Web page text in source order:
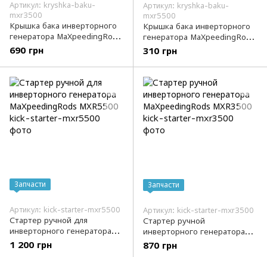
Артикул: kryshka-baku-
mxr3500
Крышка бака инверторного
генератора MaXpeedingRods
MXR3500
690 грн
Артикул: kryshka-baku-
mxr5500
Крышка бака инверторного
генератора MaXpeedingRods
MXR5500
310 грн
Запчасти
Артикул: kick-starter-mxr5500
Стартер ручной для
инверторного генератора
MaXpeedingRods MXR5500
1 200 грн
Запчасти
Артикул: kick-starter-mxr3500
Стартер ручной
инверторного генератора
MaXpeedingRods MXR3500
870 грн